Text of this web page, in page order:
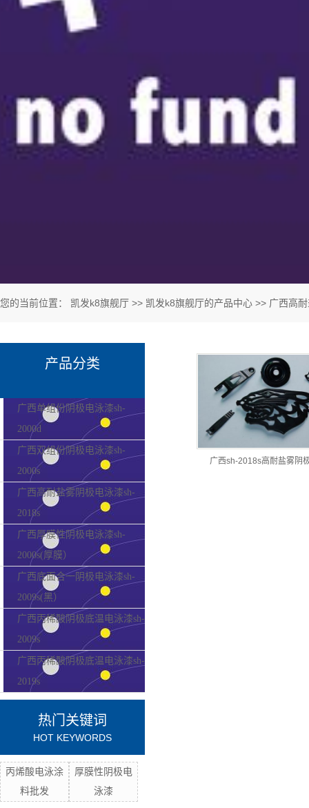
您的当前位置： 凯发k8旗舰厅 >> 凯发k8旗舰厅的产品中心 >> 广西高
产品分类
广西单组份阴极电泳漆sh-
2000d
广西双组份阴极电泳漆sh-
2000s
广西高耐盐雾阴极电泳漆sh-
2018s
广西厚膜性阴极电泳漆sh-
2000s(厚膜）
广西底面合一阴极电泳漆sh-
2009s(黑）
广西丙稀酸阴极底温电泳漆sh-
2009s
广西丙稀酸阴极底温电泳漆sh-
2019s
热门关键词
HOT KEYWORDS
丙烯酸电泳涂
料批发
厚膜性阴极电
泳漆
广西sh-2018s高耐盐雾阴